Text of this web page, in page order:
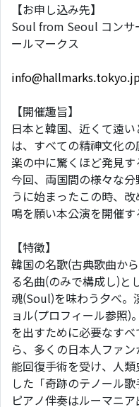
【お申し込み先】
Soul from Seoul コン
ールマークス
【開催趣旨】
日本と韓国、近くて遠
は、すべての精神文化
楽の中に驚くほど発見す
今回、両国間の様々な
うに始まったこの時、
鳴を願い本公演を開催す
【特徴】
韓国の名歌(古典歌曲か
る名曲(のみで構成し)と
魂(Soul)を味わう夕べ。
ョル(プロフィール参照)
を出すために必要なす
ら、多くの日本人ファ
能回復手術を受け、人
した「奇跡のテノール
ピアノ伴奏はルーマニ